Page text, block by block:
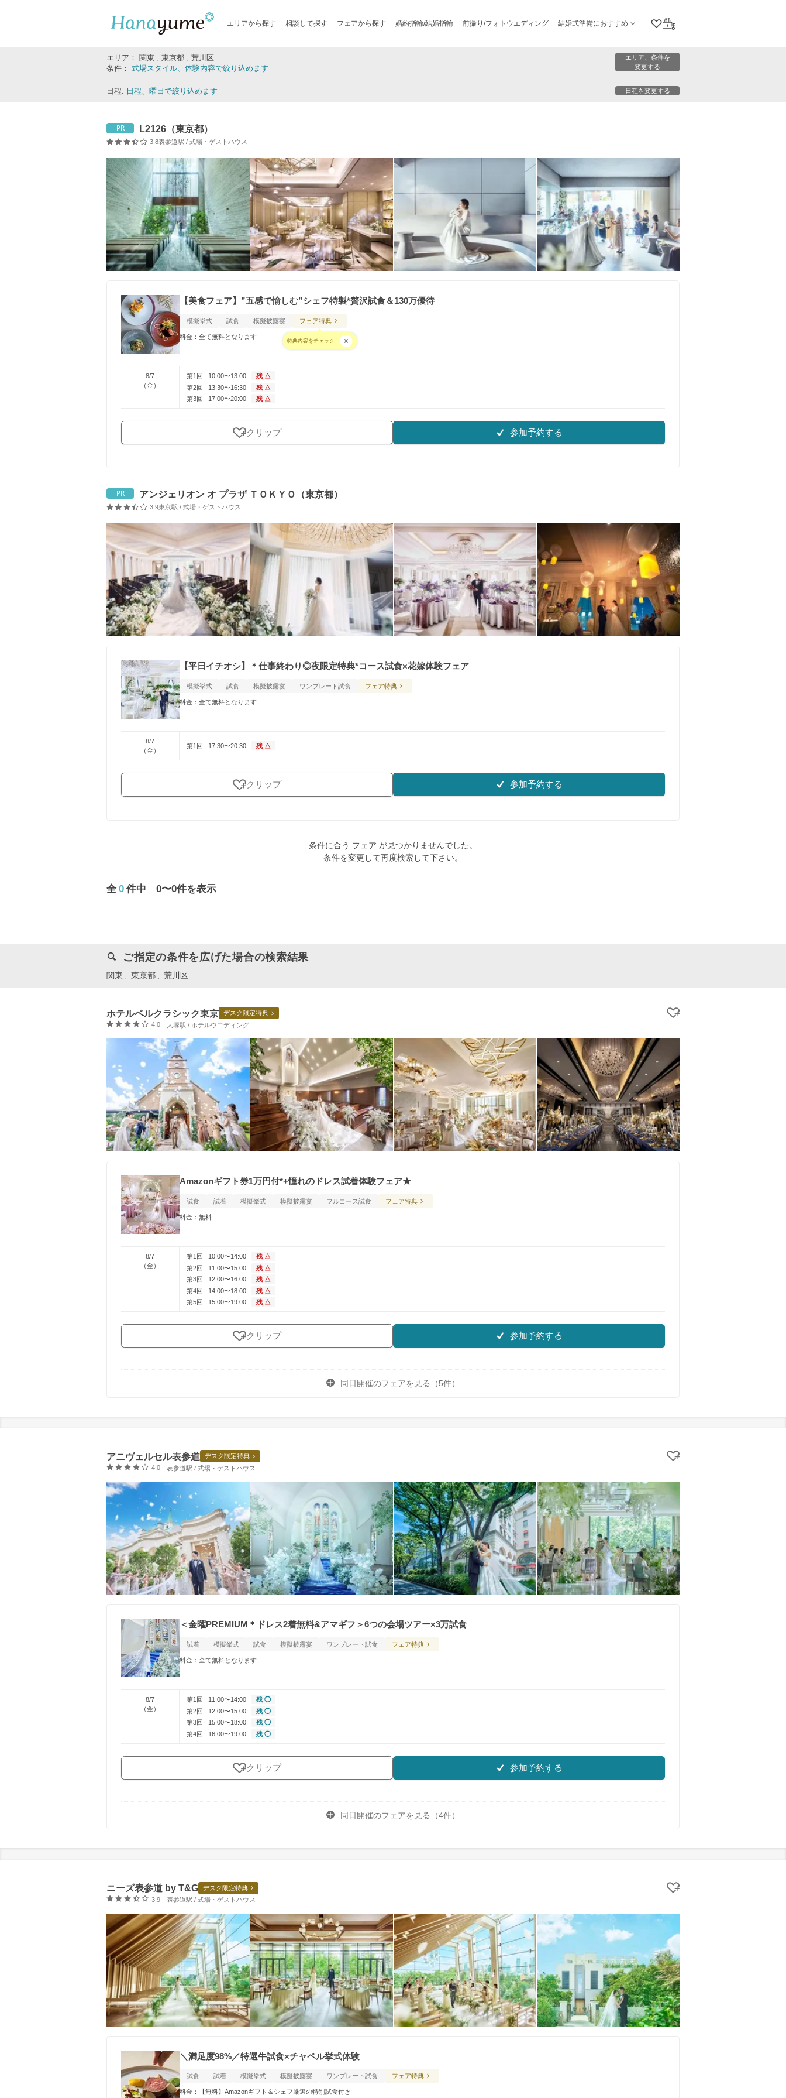
エリアから探す 相談して探す フェアから探す 婚約指輪/結婚指輪 前撮り/フォトウエディング 結婚式準備におすすめ
クリップリスト
ログイン
エリア： 関東 , 東京都 , 荒川区
条件： 式場スタイル、体験内容で絞り込めます
エリア、条件を
変更する
日程: 日程、曜日で絞り込めます 日程を変更する
PR L2126（東京都）
口コミ評価
3.8表参道駅 / 式場・ゲストハウス
【美食フェア】”五感で愉しむ”シェフ特製*贅沢試食＆130万優待
模擬挙式 試食 模擬披露宴 フェア特典
特典内容をチェック！
料金：全て無料となります
8/7
（金）
第1回 10:00〜13:00
残 △
第2回
13:30〜16:30
残 △
第3回
17:00〜20:00 残 △
クリップ 参加予約する
PR アンジェリオン オ プラザ ＴＯＫＹＯ（東京都）
口コミ評価
3.9東京駅 / 式場・ゲストハウス
【平日イチオシ】＊仕事終わり◎夜限定特典*コース試食×花嫁体験フェア
模擬挙式 試食 模擬披露宴 ワンプレート試食 フェア特典
料金：全て無料となります
8/7
（金）
第1回 17:30〜20:30 残 △
クリップ 参加予約する
条件に合う フェア が見つかりませんでした。
条件を変更して再度検索して下さい。
全 0 件中 0〜0件を表示
ご指定の条件を広げた場合の検索結果
関東 東京都 荒川区
ホテルベルクラシック東京
デスク限定特典
口コミ評価
4.0 大塚駅 / ホテルウエディング
クリップする
Amazonギフト券1万円付*+憧れのドレス試着体験フェア★
試食 試着 模擬挙式 模擬披露宴 フルコース試食 フェア特典
料金：無料
8/7
（金）
第1回 10:00〜14:00
残 △
第2回
11:00〜15:00
残 △
第3回
12:00〜16:00
残 △
第4回
14:00〜18:00
残 △
第5回
15:00〜19:00 残 △
クリップ 参加予約する
同日開催のフェアを 見る（5件）
アニヴェルセル表参道
デスク限定特典
口コミ評価
4.0 表参道駅 / 式場・ゲストハウス
クリップする
＜金曜PREMIUM＊ドレス2着無料&アマギフ＞6つの会場ツアー×3万試食
試着 模擬挙式 試食 模擬披露宴 ワンプレート試食 フェア特典
料金：全て無料となります
8/7
（金）
第1回 11:00〜14:00
残 ◯
第2回
12:00〜15:00
残 ◯
第3回
15:00〜18:00
残 ◯
第4回
16:00〜19:00 残 ◯
クリップ 参加予約する
同日開催のフェアを 見る（4件）
ニーズ表参道 by T&G
デスク限定特典
口コミ評価
3.9 表参道駅 / 式場・ゲストハウス
クリップする
＼満足度98%／特選牛試食×チャペル挙式体験
試食 試着 模擬挙式 模擬披露宴 ワンプレート試食 フェア特典
料金：【無料】Amazonギフト＆シェフ厳選の特別試食付き